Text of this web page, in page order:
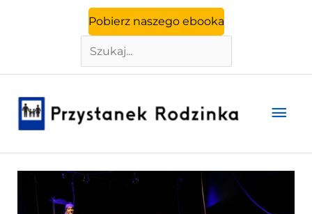
Pobierz naszego ebooka
Szukaj